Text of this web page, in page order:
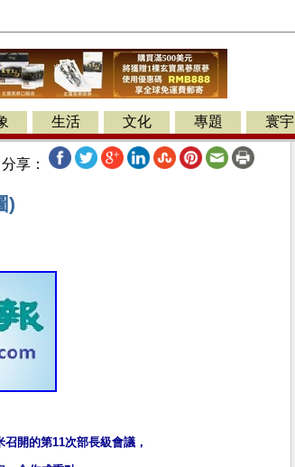
生活 文化 專題 寰宇
享：
)
開的第11次部長級會議，